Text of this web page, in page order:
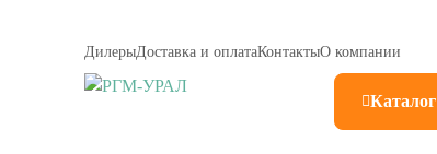
ДилерыДоставка и оплатаКонтактыО компании
Каталог